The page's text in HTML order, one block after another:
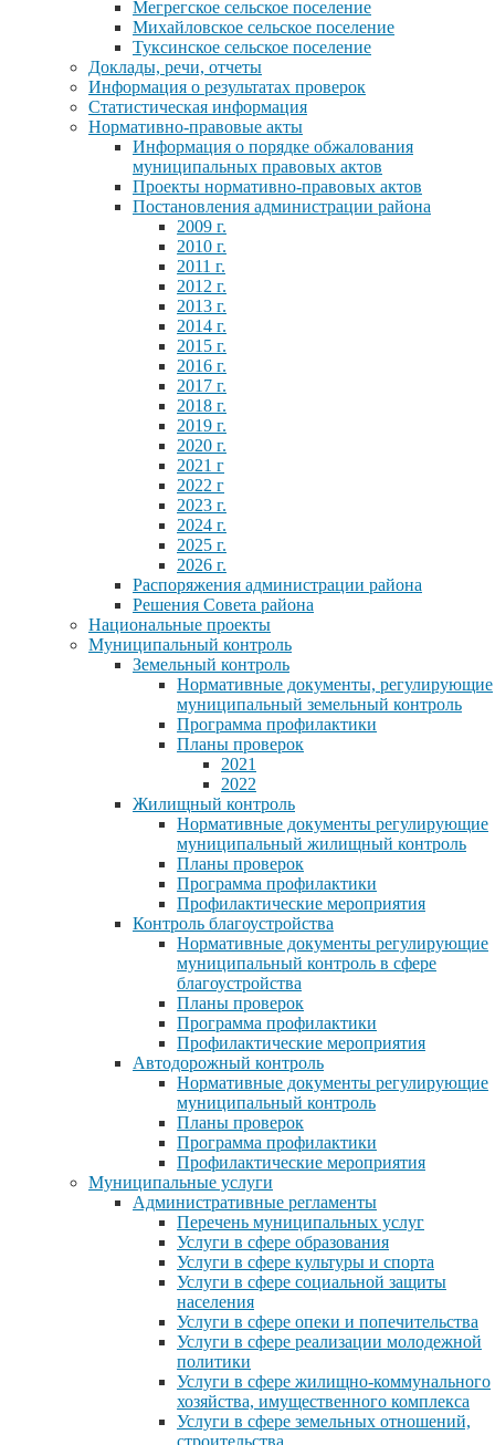
Мегрегское сельское поселение
Михайловское сельское поселение
Туксинское сельское поселение
Доклады, речи, отчеты
Информация о результатах проверок
Статистическая информация
Нормативно-правовые акты
Информация о порядке обжалования
муниципальных правовых актов
Проекты нормативно-правовых актов
Постановления администрации района
2009 г.
2010 г.
2011 г.
2012 г.
2013 г.
2014 г.
2015 г.
2016 г.
2017 г.
2018 г.
2019 г.
2020 г.
2021 г
2022 г
2023 г.
2024 г.
2025 г.
2026 г.
Распоряжения администрации района
Решения Совета района
Национальные проекты
Муниципальный контроль
Земельный контроль
Нормативные документы, регулирующие
муниципальный земельный контроль
Программа профилактики
Планы проверок
2021
2022
Жилищный контроль
Нормативные документы регулирующие
муниципальный жилищный контроль
Планы проверок
Программа профилактики
Профилактические мероприятия
Контроль благоустройства
Нормативные документы регулирующие
муниципальный контроль в сфере
благоустройства
Планы проверок
Программа профилактики
Профилактические мероприятия
Автодорожный контроль
Нормативные документы регулирующие
муниципальный контроль
Планы проверок
Программа профилактики
Профилактические мероприятия
Муниципальные услуги
Административные регламенты
Перечень муниципальных услуг
Услуги в сфере образования
Услуги в сфере культуры и спорта
Услуги в сфере социальной защиты
населения
Услуги в сфере опеки и попечительства
Услуги в сфере реализации молодежной
политики
Услуги в сфере жилищно-коммунального
хозяйства, имущественного комплекса
Услуги в сфере земельных отношений,
строительства